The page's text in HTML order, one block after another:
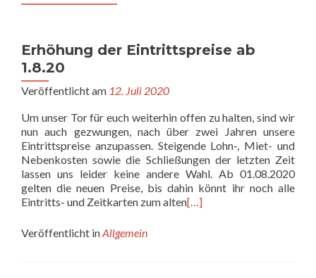
Erhöhung der Eintrittspreise ab
1.8.20
Veröffentlicht am 12. Juli 2020
Um unser Tor für euch weiterhin offen zu halten, sind wir
nun auch gezwungen, nach über zwei Jahren unsere
Eintrittspreise anzupassen. Steigende Lohn-, Miet- und
Nebenkosten sowie die Schließungen der letzten Zeit
lassen uns leider keine andere Wahl. Ab 01.08.2020
gelten die neuen Preise, bis dahin könnt ihr noch alle
Eintritts- und Zeitkarten zum alten[…]
Veröffentlicht inAllgemein